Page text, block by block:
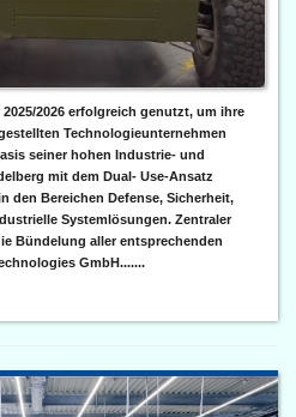
2026 erfolgreich genutzt, um ihre
Technologieunternehmen
seiner hohen Industrie- und
mit dem Dual- Use-Ansatz
den Bereichen Defense, Sicherheit,
Systemlösungen. Zentraler
Bündelung aller entsprechenden
GmbH.......